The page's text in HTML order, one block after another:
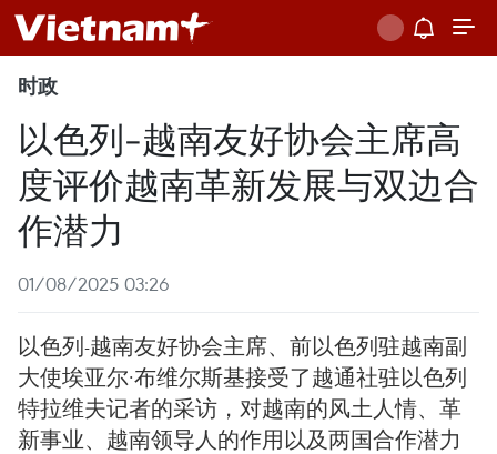
时政
以色列-越南友好协会主席高
度评价越南革新发展与双边合
作潜力
01/08/2025 03:26
以色列-越南友好协会主席、前以色列驻越南副
大使埃亚尔·布维尔斯基接受了越通社驻以色列
特拉维夫记者的采访，对越南的风土人情、革
新事业、越南领导人的作用以及两国合作潜力